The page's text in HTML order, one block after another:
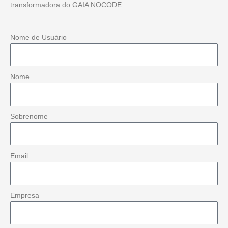
transformadora do GAIA NOCODE
Nome de Usuário
Nome
Sobrenome
Email
Empresa